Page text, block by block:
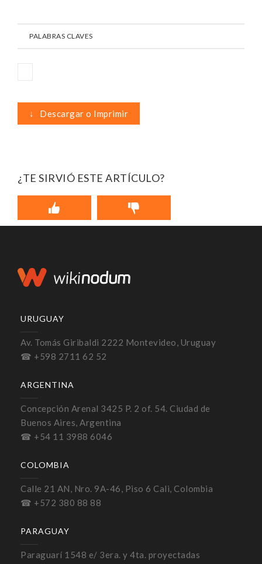
PALABRAS CLAVES
↓ Descargar o Imprimir
¿TE SIRVIÓ ESTE ARTÍCULO?
URUGUAY
Av. Tomás Giribaldi 2222 Montevideo, Uruguay
☎ +598 2711 62 52
ARGENTINA
Concepción Arenal 3425 P. 2 of. 54. Ciudad de
Buenos Aires, Argentina
☎ +54 11 3988 6046
COLOMBIA
Calle 21 AN, Nro. 9A-46, Piso 6 Cali, Colombia
☎ +572 380 88 88
PARAGUAY
Paraguarí 1548 e/ 3era. y 4ta. proyectadas